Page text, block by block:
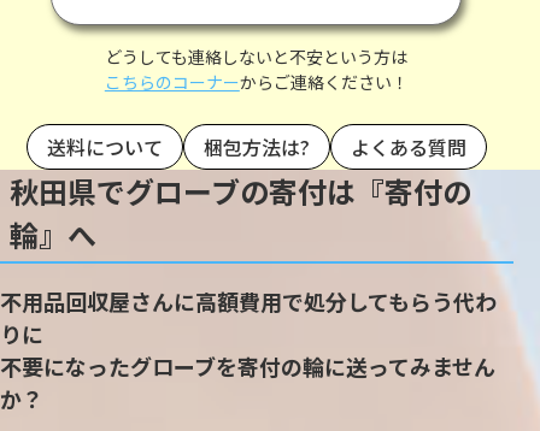
どうしても連絡しないと不安という方は
こちらのコーナーからご連絡ください！
送料について 梱包方法は? よくある質問
秋田県でグローブの寄付は『寄付の
輪』へ
不用品回収屋さんに高額費用で処分してもらう代わ
りに
不要になったグローブを寄付の輪に送ってみません
か？